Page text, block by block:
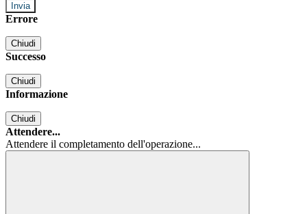
Errore
Chiudi
Successo
Chiudi
Informazione
Chiudi
Attendere...
Attendere il completamento dell'operazione...